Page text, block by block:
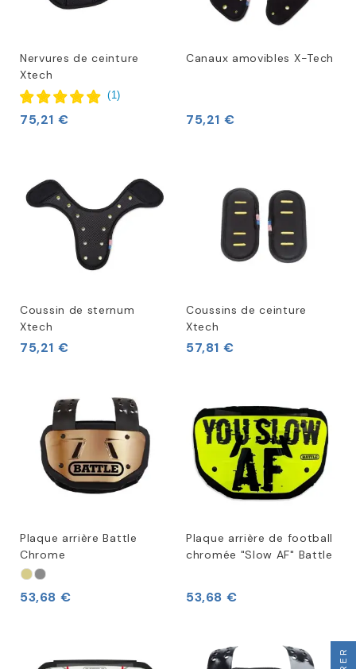
Nervures de ceinture
Xtech
(1)
75,21 €
Canaux amovibles X-Tech
75,21 €
Coussin de sternum
Xtech
75,21 €
Coussins de ceinture
Xtech
57,81 €
Plaque arrière Battle
Chrome
53,68 €
Plaque arrière de football
chromée "Slow AF" Battle
53,68 €